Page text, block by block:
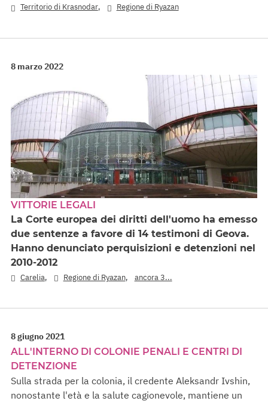
Territorio di Krasnodar, Regione di Ryazan
8 marzo 2022
VITTORIE LEGALI
La Corte europea dei diritti dell'uomo ha emesso
due sentenze a favore di 14 testimoni di Geova.
Hanno denunciato perquisizioni e detenzioni nel
2010-2012
Carelia, Regione di Ryazan, ancora 3...
8 giugno 2021
ALL'INTERNO DI COLONIE PENALI E CENTRI DI
DETENZIONE
Sulla strada per la colonia, il credente Aleksandr Ivshin,
nonostante l'età e la salute cagionevole, mantiene un